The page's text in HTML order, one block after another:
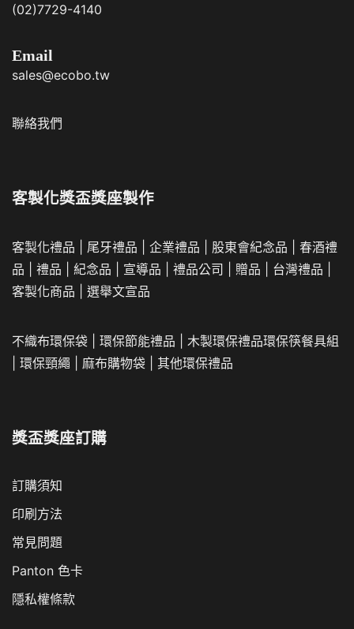
(02)7729-4140
Email
sales@ecobo.tw
聯絡我們
客製化獎盃獎座製作
客製化禮品 尾牙禮品 企業禮品 股東會紀念品
春酒禮
品
禮品 紀念品 宣導品 禮品公司 贈品 台灣禮品
客製化商品
選舉文宣品
不織布環保袋 環保節能禮品 木製環保禮品環保筷餐具組
環保頸繩 麻布購物袋 其他環保禮品
獎盃獎座訂購
訂購須知
印刷方法
常見問題
Panton 色卡
隱私權條款